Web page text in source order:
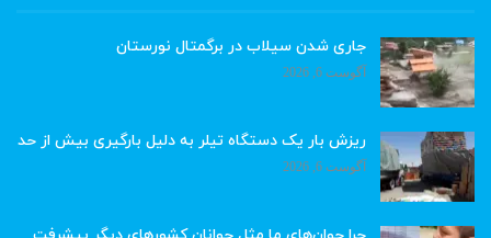
جاری شدن سیلاب در برگمتال نورستان
آگوست 6, 2026
ریزش بار یک دستگاه تیلر به دلیل بارگیری بیش از حد
آگوست 6, 2026